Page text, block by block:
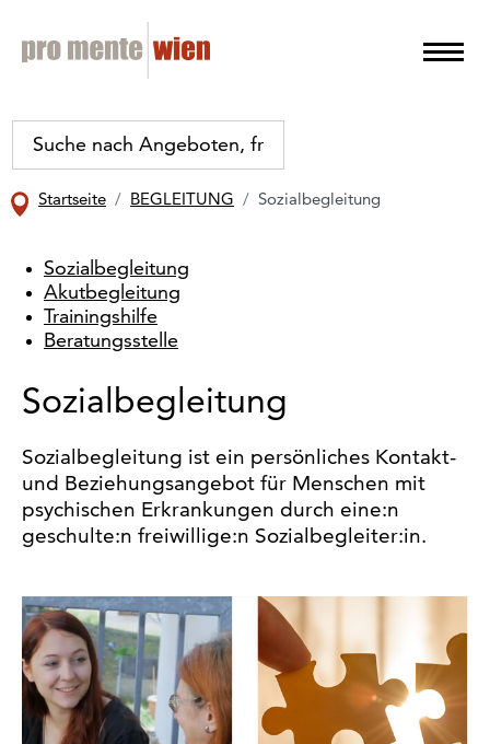
Startseite BEGLEITUNG Sozialbegleitung
Sozialbegleitung
Akutbegleitung
Trainingshilfe
Beratungsstelle
Sozialbegleitung
Sozialbegleitung ist ein persönliches Kontakt-
und Beziehungsangebot für Menschen mit
psychischen Erkrankungen durch eine:n
geschulte:n freiwillige:n Sozialbegleiter:in.